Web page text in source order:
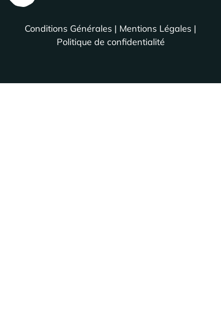
Conditions Générales | Mentions Légales |
Politique de confidentialité